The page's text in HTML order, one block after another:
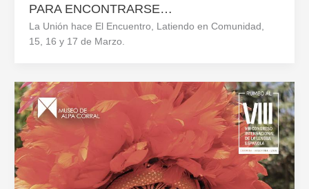
PARA ENCONTRARSE…
La Unión hace El Encuentro, Latiendo en Comunidad,
15, 16 y 17 de Marzo.